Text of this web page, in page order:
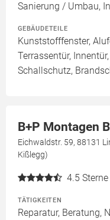
Sanierung / Umbau,
GEBÄUDETEILE
Kunststofffenster,
Terrassentür,
Schallschutz,
B+P Montagen
Eichwaldstr. 59, 88131
Kißlegg)
4.5
TÄTIGKEITEN
Reparatur, Beratung,